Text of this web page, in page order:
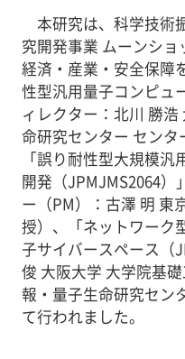
本研究は、科学技術
究開発事業 ムーンショ
経済・産業・安全保障
性型汎用量子コンピュ
ィレクター：北川 勝
命研究センター セン
「誤り耐性型大規模
開発（JPMJMS2064）
ー（PM）：古澤 明 東
授）、「ネットワーク
子サイバースペース（
俊 大阪大学 大学院基
報・量子生命研究セン
て行われました。